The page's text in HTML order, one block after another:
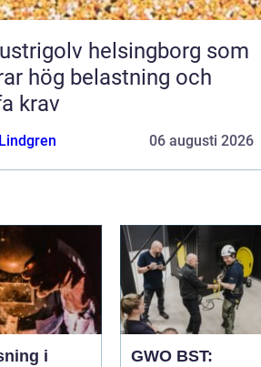
helsingborg som
hög belastning och
krav
06 augusti 2026
i
GWO BST: